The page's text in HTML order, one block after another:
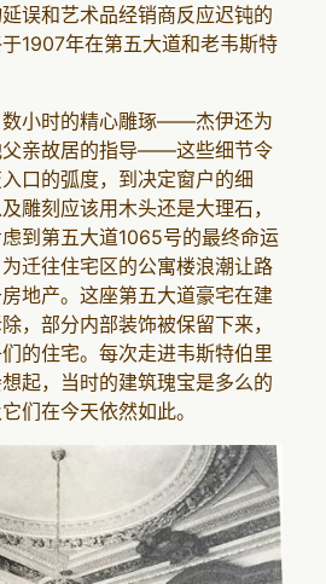
误和艺术品经销商反应迟钝的
1907年在第五大道和老韦斯特
数小时的精心雕琢——杰伊还为
父亲故居的指导——这些细节令
口的弧度，到决定窗户的细
雕刻应该用木头还是大理石，
到第五大道1065号的最终命运
迁往住宅区的公寓楼浪潮让路
地产。这座第五大道豪宅在建
，部分内部装饰被保留下来，
的住宅。每次走进韦斯特伯里
起，当时的建筑瑰宝是多么的
在今天依然如此。